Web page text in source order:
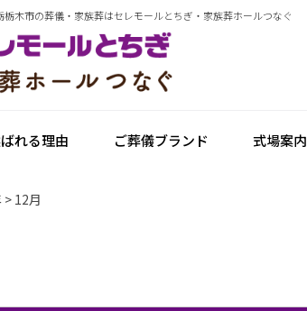
栃木市の葬儀・家族葬はセレモールとちぎ・家族葬ホールつなぐ
れる理由 ご葬儀ブランド 式場案内
> 12月